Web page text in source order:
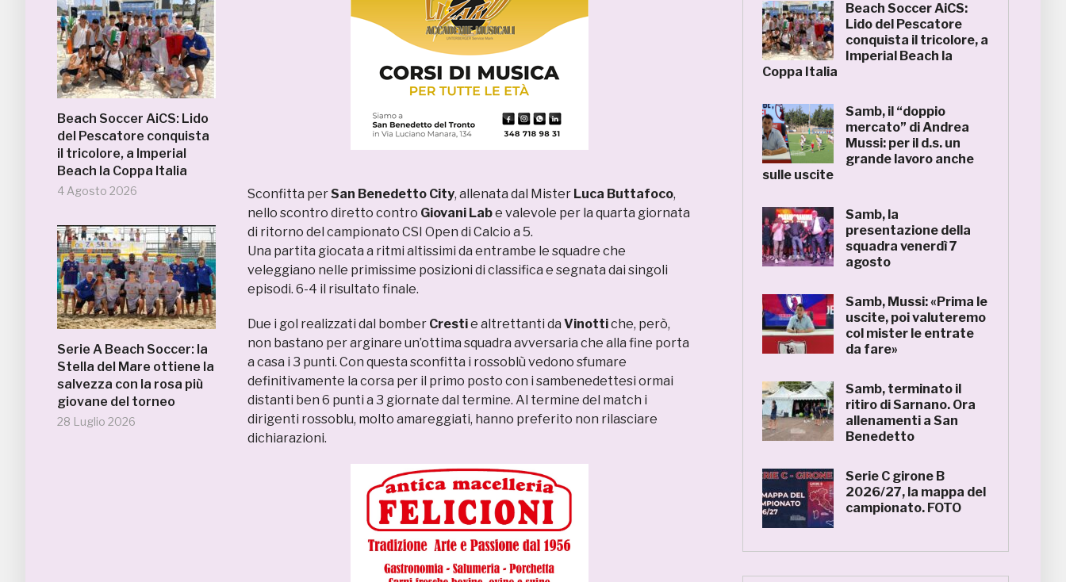
Beach Soccer AiCS: Lido
del Pescatore conquista
il tricolore, a Imperial
Beach la Coppa Italia
4 Agosto 2026
Serie A Beach Soccer: la
Stella del Mare ottiene la
salvezza con la rosa più
giovane del torneo
28 Luglio 2026
Sconfitta perSan Benedetto City, allenata dal Mister Luca Buttafoco,
nello scontro diretto contro Giovani Labe valevole per la quarta giornata
di ritorno del campionato CSI Open di Calcio a 5.
Una partita giocata a ritmi altissimi da entrambe le squadre che
veleggiano nelle primissime posizioni di classifica e segnata dai singoli
episodi. 6-4 il risultato finale.
Due i gol realizzati dal bomber Crestie altrettanti da Vinottiche, però,
non bastano per arginare un’ottima squadra avversaria che alla fine porta
a casa i 3 punti. Con questa sconfitta i rossoblù vedono sfumare
definitivamente la corsa per il primo posto con i sambenedettesi ormai
distanti ben 6 punti a 3 giornate dal termine. Al termine del match i
dirigenti rossoblu, molto amareggiati, hanno preferito non rilasciare
dichiarazioni.
Beach Soccer AiCS:
Lido del Pescatore
conquista il tricolore, a
Imperial Beach la
Coppa Italia
Samb, il “doppio
mercato” di Andrea
Mussi: per il d.s. un
grande lavoro anche
sulle uscite
Samb, la
presentazione della
squadra venerdì 7
agosto
Samb, Mussi: «Prima le
uscite, poi valuteremo
col mister le entrate
da fare»
Samb, terminato il
ritiro di Sarnano. Ora
allenamenti a San
Benedetto
Serie C girone B
2026/27, la mappa del
campionato. FOTO